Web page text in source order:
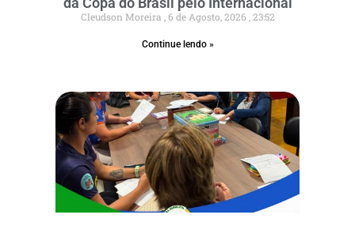
Cleudson Moreira 6 de Agosto, 2026 23:52
Continue lendo »